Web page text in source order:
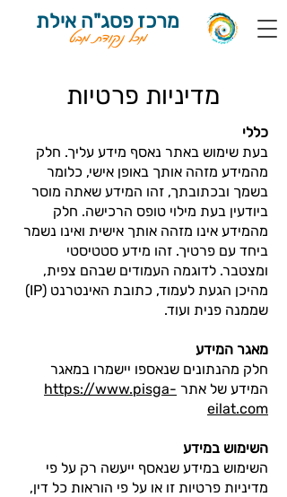
מרכז פסג"ה אילת
מכל נקודת מבט
מדיניות פרטיות
כללי
בעת שימוש באתר נאסף מידע עליך. חלק
מהמידע מזהה אותך באופן אישי, כלומר
בשמך ובכתובתך, זהו המידע שאתה מוסר
ביודעין בעת מילוי טופס הרכישה. חלק
מהמידע אינו מזהה אותך אישית ואינו נשמר
ביחד עם פרטיך. זהו מידע סטטיסטי
ומצטבר. לדוגמה העמודים שבהם צפית,
מהיכן הגעת לעמוד, כתובת האינטרנט (IP)
שממנה פנית ועוד.
מאגר המידע
חלק מהנתונים שנאספו יישמרו במאגר
המידע של אתר https://www.pisga-
eilat.com
השימוש במידע
השימוש במידע שנאסף ייעשה רק על פי
מדיניות פרטיות זו או על פי הוראות כל דין,